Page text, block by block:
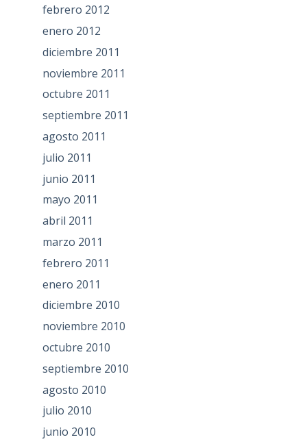
febrero 2012
enero 2012
diciembre 2011
noviembre 2011
octubre 2011
septiembre 2011
agosto 2011
julio 2011
junio 2011
mayo 2011
abril 2011
marzo 2011
febrero 2011
enero 2011
diciembre 2010
noviembre 2010
octubre 2010
septiembre 2010
agosto 2010
julio 2010
junio 2010